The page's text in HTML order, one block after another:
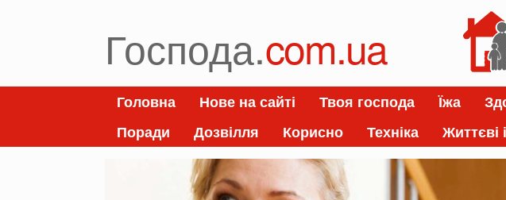
Господа.com.ua
Головна Нове на сайті Твоя господа Їжа
Поради
Дозвілля Корисно Техніка Життєві